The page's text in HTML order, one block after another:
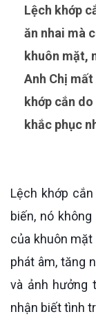
Lệch khớp cắn không chỉ làm giảm khả năng
ăn nhai mà
khuôn mặt,
Anh Chị
khớp cắn do
khắc phục
Lệch khớp cắn là khiếm khuyết răng miệng rất phổ
biến, nó
của khuôn
phát âm, tăng
và ảnh hưởng
nhận biết tình